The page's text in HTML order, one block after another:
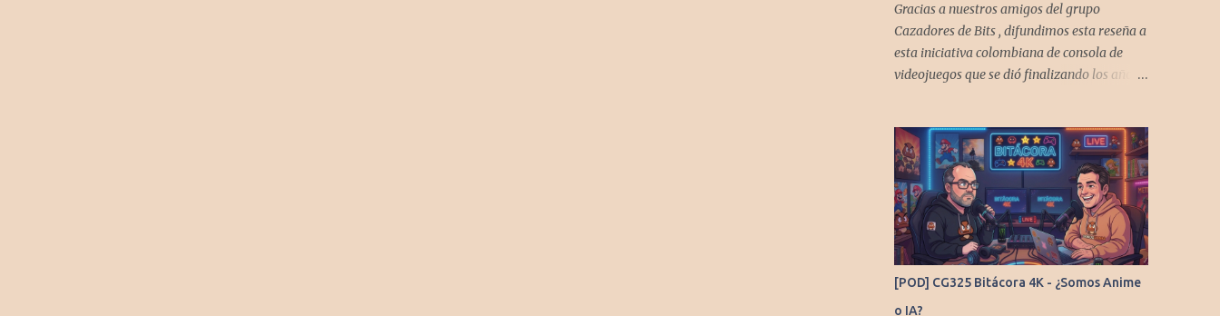
Gracias a nuestros amigos del grupo
Cazadores de Bits , difundimos esta reseña a
esta iniciativa colombiana de consola de
videojuegos que se dió finalizando los años
[POD] CG325 Bitácora 4K - ¿Somos Anime
o IA?